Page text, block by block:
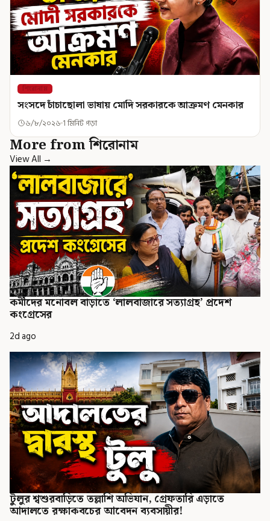
শিরোনাম
সংসদে চাঁচাছোলা ভাষায় মোদি সরকারকে আক্রমণ মেনকার
৬/৮/২০২৬ 1 মিনিট পড়া
More from শিরোনাম
View All →
কর্মীদের মনোবল বাড়াতে ‘লালবাজারে সত্যাগ্রহ’ প্রদেশ
কংগ্রেসের
2d ago
টুলুর শ্বশুরবাড়িতে তল্লাশি অভিযান, গ্রেফতারি এড়াতে
আদালতে রক্ষাকবচের আবেদন ব্যবসায়ীর!